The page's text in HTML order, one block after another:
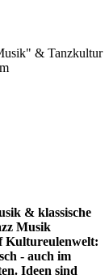
& Tanzkultur
& klassische
Musik
Kultureulenwelt:
- auch im
Ideen sind